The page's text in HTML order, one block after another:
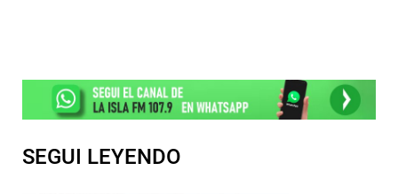
SEGUI LEYENDO